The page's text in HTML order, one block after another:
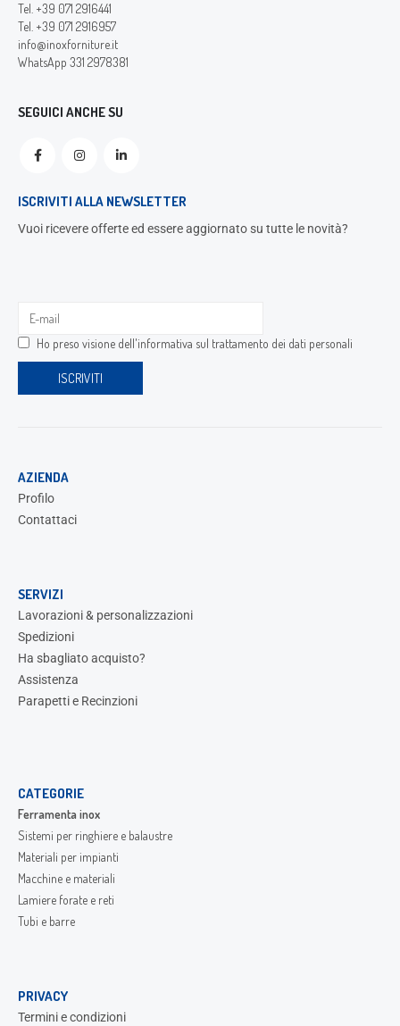
Tel. +39 071 2916441
Tel. +39 071 2916957
info@inoxforniture.it
WhatsApp 331 2978381
SEGUICI ANCHE SU
ISCRIVITI ALLA NEWSLETTER
Vuoi ricevere offerte ed essere aggiornato su tutte le novità?
Ho preso visione dell'informativa sul trattamento dei dati personali
AZIENDA
Profilo
Contattaci
SERVIZI
Lavorazioni & personalizzazioni
Spedizioni
Ha sbagliato acquisto?
Assistenza
Parapetti e Recinzioni
CATEGORIE
Ferramenta inox
Sistemi per ringhiere e balaustre
Materiali per impianti
Macchine e materiali
Lamiere forate e reti
Tubi e barre
PRIVACY
Termini e condizioni